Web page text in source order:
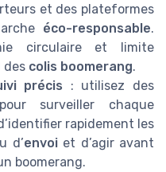
et des plateformes
éco-responsable.
circulaire et limite
des colis boomerang.
précis : utilisez des
surveiller chaque
rapidement les
d’envoiet d’agir avant
boomerang.